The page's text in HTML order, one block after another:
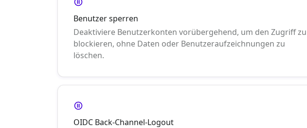
Benutzer sperren
Deaktiviere Benutzerkonten vorübergehend, um den Zugriff zu
blockieren, ohne Daten oder Benutzeraufzeichnungen zu
löschen.
OIDC Back-Channel-Logout